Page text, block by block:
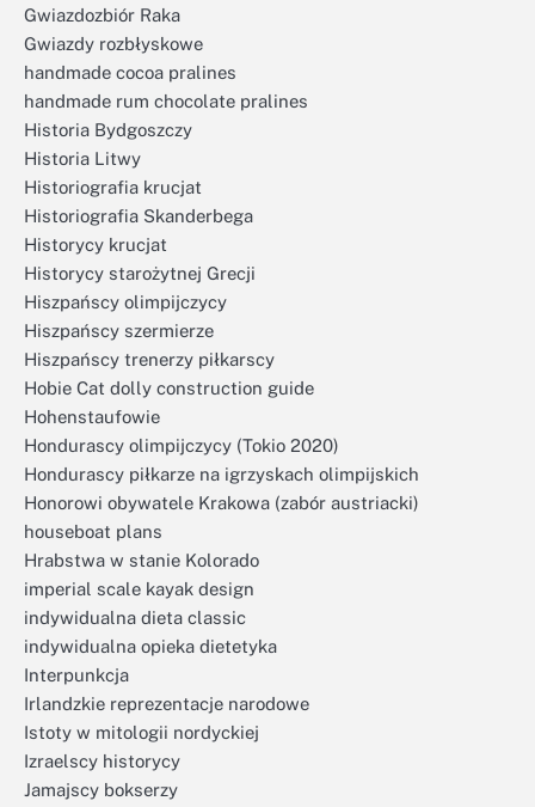
Gwiazdozbiór Raka
Gwiazdy rozbłyskowe
handmade cocoa pralines
handmade rum chocolate pralines
Historia Bydgoszczy
Historia Litwy
Historiografia krucjat
Historiografia Skanderbega
Historycy krucjat
Historycy starożytnej Grecji
Hiszpańscy olimpijczycy
Hiszpańscy szermierze
Hiszpańscy trenerzy piłkarscy
Hobie Cat dolly construction guide
Hohenstaufowie
Hondurascy olimpijczycy (Tokio 2020)
Hondurascy piłkarze na igrzyskach olimpijskich
Honorowi obywatele Krakowa (zabór austriacki)
houseboat plans
Hrabstwa w stanie Kolorado
imperial scale kayak design
indywidualna dieta classic
indywidualna opieka dietetyka
Interpunkcja
Irlandzkie reprezentacje narodowe
Istoty w mitologii nordyckiej
Izraelscy historycy
Jamajscy bokserzy